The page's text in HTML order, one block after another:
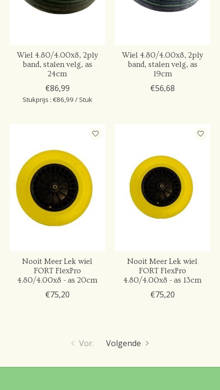
Wiel 4.80/4.00x8, 2ply
band, stalen velg, as
24cm
€86,99
Stukprijs : €86,99 / Stuk
Wiel 4.80/4.00x8, 2ply
band, stalen velg, as
19cm
€56,68
Nooit Meer Lek wiel
FORT FlexPro
4.80/4.00x8 - as 20cm
€75,20
Nooit Meer Lek wiel
FORT FlexPro
4.80/4.00x8 - as 13cm
€75,20
Vor. Volgende